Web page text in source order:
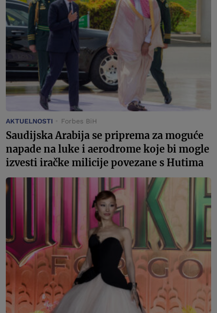
AKTUELNOSTI Forbes BiH
Saudijska Arabija se priprema za moguće
napade na luke i aerodrome koje bi mogle
izvesti iračke milicije povezane s Hutima